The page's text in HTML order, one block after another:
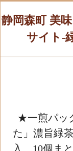
静岡森町 美
サイト-
★一煎パッ
た」濃旨緑
入 10個まと